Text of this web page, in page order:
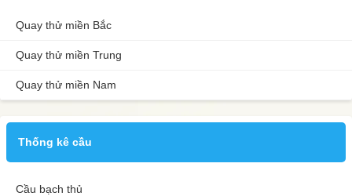
Quay thử miền Bắc
Quay thử miền Trung
Quay thử miền Nam
Thống kê cầu
Cầu bạch thủ